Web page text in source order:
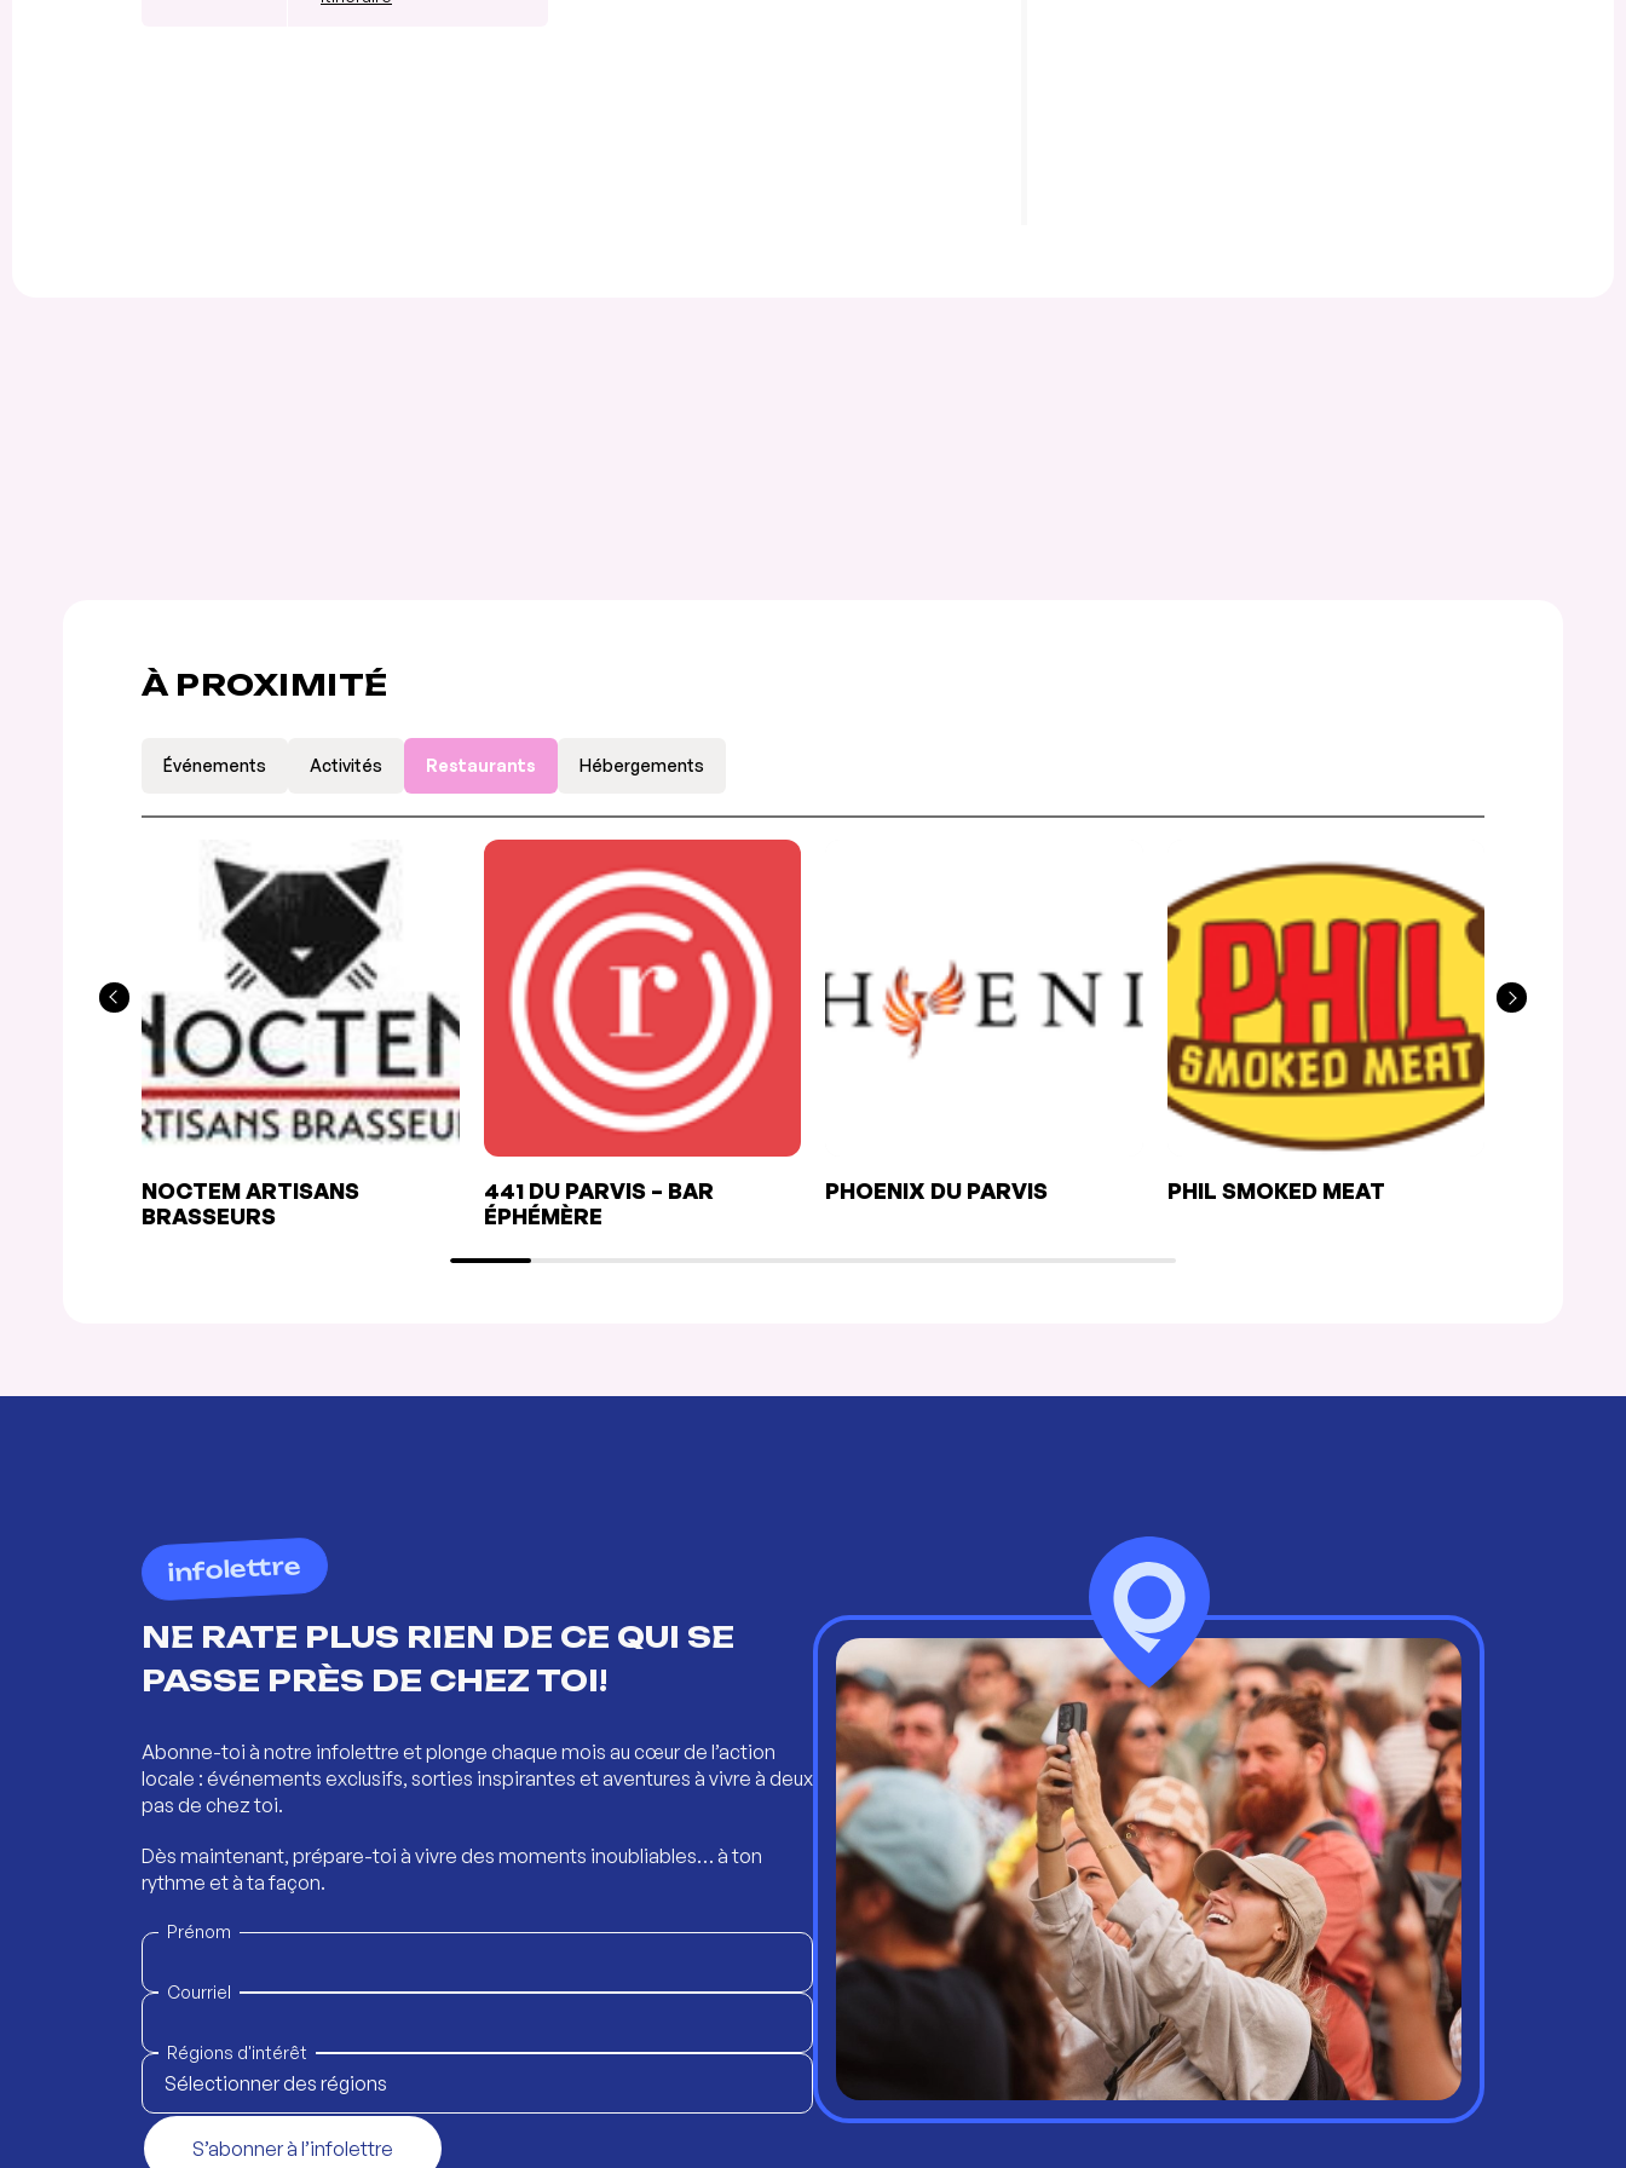
À PROXIMITÉ
Événements Activités Restaurants Hébergements
NOCTEM ARTISANS
BRASSEURS
441 DU PARVIS – BAR
ÉPHÉMÈRE
PHOENIX DU PARVIS PHIL SMOKED MEAT
infolettre
NE RATE PLUS RIEN DE CE QUI SE
PASSE PRÈS DE CHEZ TOI!
Abonne-toi à notre infolettre et plonge chaque mois au cœur de l’action
locale : événements exclusifs, sorties inspirantes et aventures à vivre à deux
pas de chez toi.
Dès maintenant, prépare-toi à vivre des moments inoubliables… à ton
rythme et à ta façon.
Prénom
Courriel
Régions d'intérêt
Sélectionner des régions
S’abonner à l’infolettre